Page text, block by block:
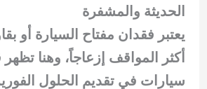
الحديثة والمشفرة
يعتبر فقدان مفتاح السيارة أو
أكثر المواقف إزعاجاً، وهنا
سيارات في تقديم الحلول